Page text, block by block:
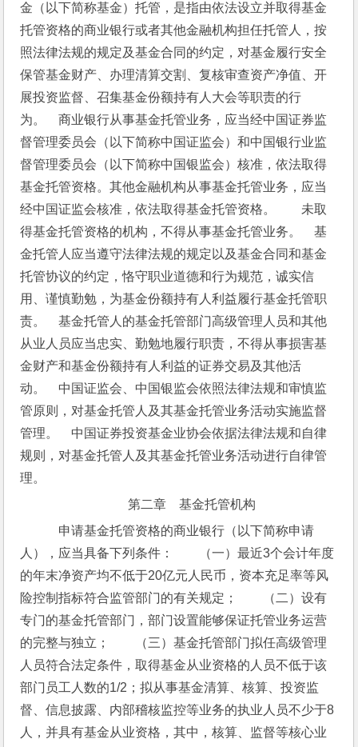
金（以下简称基金）托管，是指由依法设立并取得基金
托管资格的商业银行或者其他金融机构担任托管人，按
照法律法规的规定及基金合同的约定，对基金履行安全
保管基金财产、办理清算交割、复核审查资产净值、开
展投资监督、召集基金份额持有人大会等职责的行
为。　商业银行从事基金托管业务，应当经中国证券监
督管理委员会（以下简称中国证监会）和中国银行业监
督管理委员会（以下简称中国银监会）核准，依法取得
基金托管资格。其他金融机构从事基金托管业务，应当
经中国证监会核准，依法取得基金托管资格。　　未取
得基金托管资格的机构，不得从事基金托管业务。　基
金托管人应当遵守法律法规的规定以及基金合同和基金
托管协议的约定，恪守职业道德和行为规范，诚实信
用、谨慎勤勉，为基金份额持有人利益履行基金托管职
责。　基金托管人的基金托管部门高级管理人员和其他
从业人员应当忠实、勤勉地履行职责，不得从事损害基
金财产和基金份额持有人利益的证券交易及其他活
动。　中国证监会、中国银监会依照法律法规和审慎监
管原则，对基金托管人及其基金托管业务活动实施监督
管理。　中国证券投资基金业协会依据法律法规和自律
规则，对基金托管人及其基金托管业务活动进行自律管
理。
第二章　基金托管机构
申请基金托管资格的商业银行（以下简称申请
人），应当具备下列条件：　　（一）最近3个会计年度
的年末净资产均不低于20亿元人民币，资本充足率等风
险控制指标符合监管部门的有关规定；　　（二）设有
专门的基金托管部门，部门设置能够保证托管业务运营
的完整与独立；　　（三）基金托管部门拟任高级管理
人员符合法定条件，取得基金从业资格的人员不低于该
部门员工人数的1/2；拟从事基金清算、核算、投资监
督、信息披露、内部稽核监控等业务的执业人员不少于8
人，并具有基金从业资格，其中，核算、监督等核心业